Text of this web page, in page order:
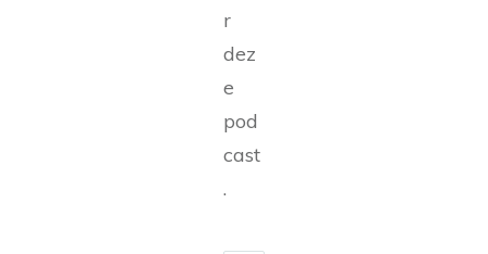
r
dez
e
pod
cast
.